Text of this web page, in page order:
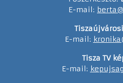
E-mail:
E-mail:
Tisza TV
E-mail: